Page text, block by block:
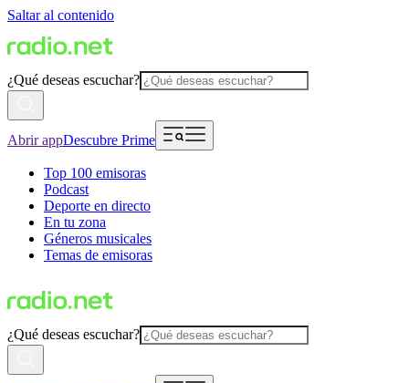
Saltar al contenido
¿Qué deseas escuchar?
Abrir appDescubre Prime
Top 100 emisoras
Podcast
Deporte en directo
En tu zona
Géneros musicales
Temas de emisoras
¿Qué deseas escuchar?